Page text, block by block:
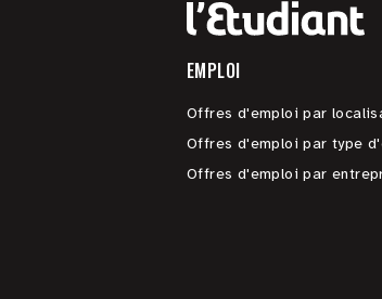
EMPLOI
Offres d'emploi par
Offres d'emploi par type
Offres d'emploi par